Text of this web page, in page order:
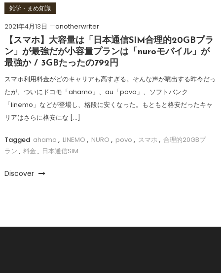
雑学・まめ知識
2021年4月13日
anotherwriter
【スマホ】大容量は「日本通信SIM合理的20GBプラ
ン」が最強だが小容量プランは「nuroモバイル」が
最強か / 3GBたったの792円
スマホ利用料金がどのキャリアも高すぎる。そんな声が噴出する昨今だっ
たが、ついにドコモ「ahamo」、au「povo」、ソフトバンク
「linemo」などが登場し、格段に安くなった。もともと格安だったキャ
リアはさらに格安にな […]
Tagged ahamo , LINEMO , NURO , povo , スマホ , 合理的20GBプ
ラン , 料金 , 日本通信SIM
Discover